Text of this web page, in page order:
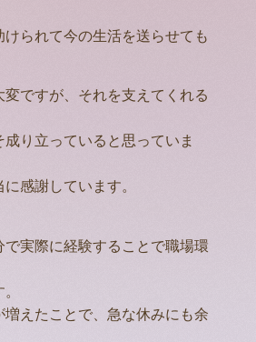
られて今の生活を送らせても
ですが、それを支えてくれる
り立っていると思っていま
感謝しています。
実際に経験することで職場環
増えたことで、急な休みにも余